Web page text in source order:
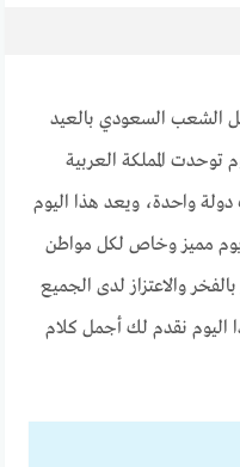
الشعب السعودي بالعيد
المملكة العربية
دولة واحدة، ويعد هذا اليوم
هو يوم مميز وخاص لكل مواطن
والاعتزاز لدى الجميع
اليوم نقدم لك أجمل كلام